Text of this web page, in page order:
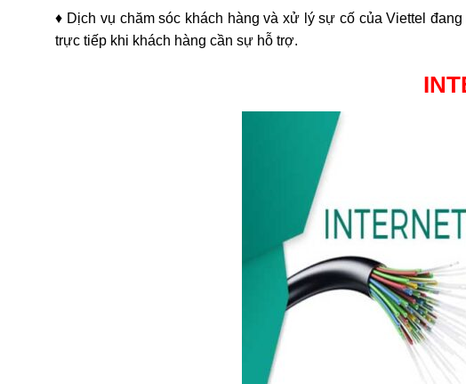
♦ Dịch vụ chăm sóc khách hàng và xử lý sự cố của Viettel
trực tiếp khi khách hàng cần sự hỗ trợ.